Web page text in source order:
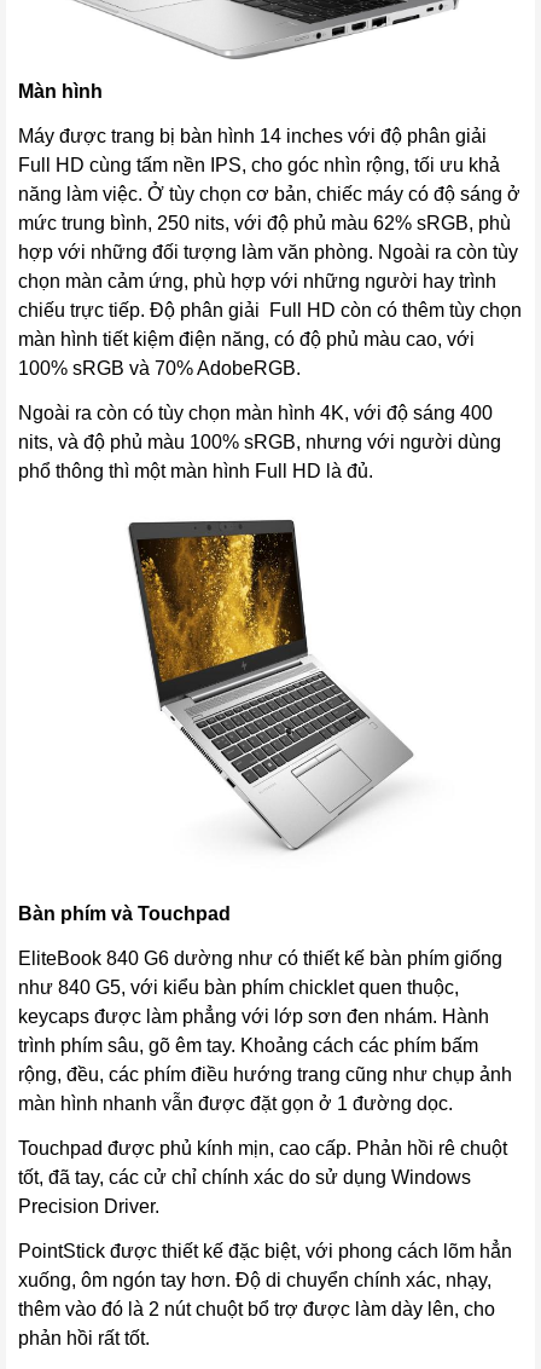
Màn hình
Máy được trang bị bàn hình 14 inches với độ phân giải
Full HD cùng tấm nền IPS, cho góc nhìn rộng, tối ưu khả
năng làm việc. Ở tùy chọn cơ bản, chiếc máy có độ sáng ở
mức trung bình, 250 nits, với độ phủ màu 62% sRGB, phù
hợp với những đối tượng làm văn phòng. Ngoài ra còn tùy
chọn màn cảm ứng, phù hợp với những người hay trình
chiếu trực tiếp. Độ phân giải Full HD còn có thêm tùy chọn
màn hình tiết kiệm điện năng, có độ phủ màu cao, với
100% sRGB và 70% AdobeRGB.
Ngoài ra còn có tùy chọn màn hình 4K, với độ sáng 400
nits, và độ phủ màu 100% sRGB, nhưng với người dùng
phổ thông thì một màn hình Full HD là đủ.
Bàn phím và Touchpad
EliteBook 840 G6 dường như có thiết kế bàn phím giống
như 840 G5, với kiểu bàn phím chicklet quen thuộc,
keycaps được làm phẳng với lớp sơn đen nhám. Hành
trình phím sâu, gõ êm tay. Khoảng cách các phím bấm
rộng, đều, các phím điều hướng trang cũng như chụp ảnh
màn hình nhanh vẫn được đặt gọn ở 1 đường dọc.
Touchpad được phủ kính mịn, cao cấp. Phản hồi rê chuột
tốt, đã tay, các cử chỉ chính xác do sử dụng Windows
Precision Driver.
PointStick được thiết kế đặc biệt, với phong cách lõm hẳn
xuống, ôm ngón tay hơn. Độ di chuyển chính xác, nhạy,
thêm vào đó là 2 nút chuột bổ trợ được làm dày lên, cho
phản hồi rất tốt.